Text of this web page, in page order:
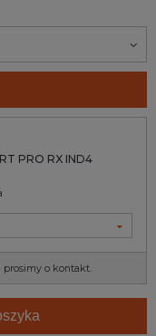
PRO RX IND4
o kontakt.